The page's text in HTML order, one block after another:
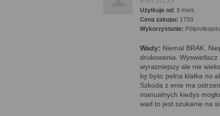
Użytkuje od: 3 mies.
Cena zakupu: 1750
Wykorzystanie:
Wady: Niemal BRAK.
drukowania.
wyrazniejszy ale nie
by bysc pelna klatka no
Szkoda z enie ma
manualnych kiedys
wad to jest szukanie na